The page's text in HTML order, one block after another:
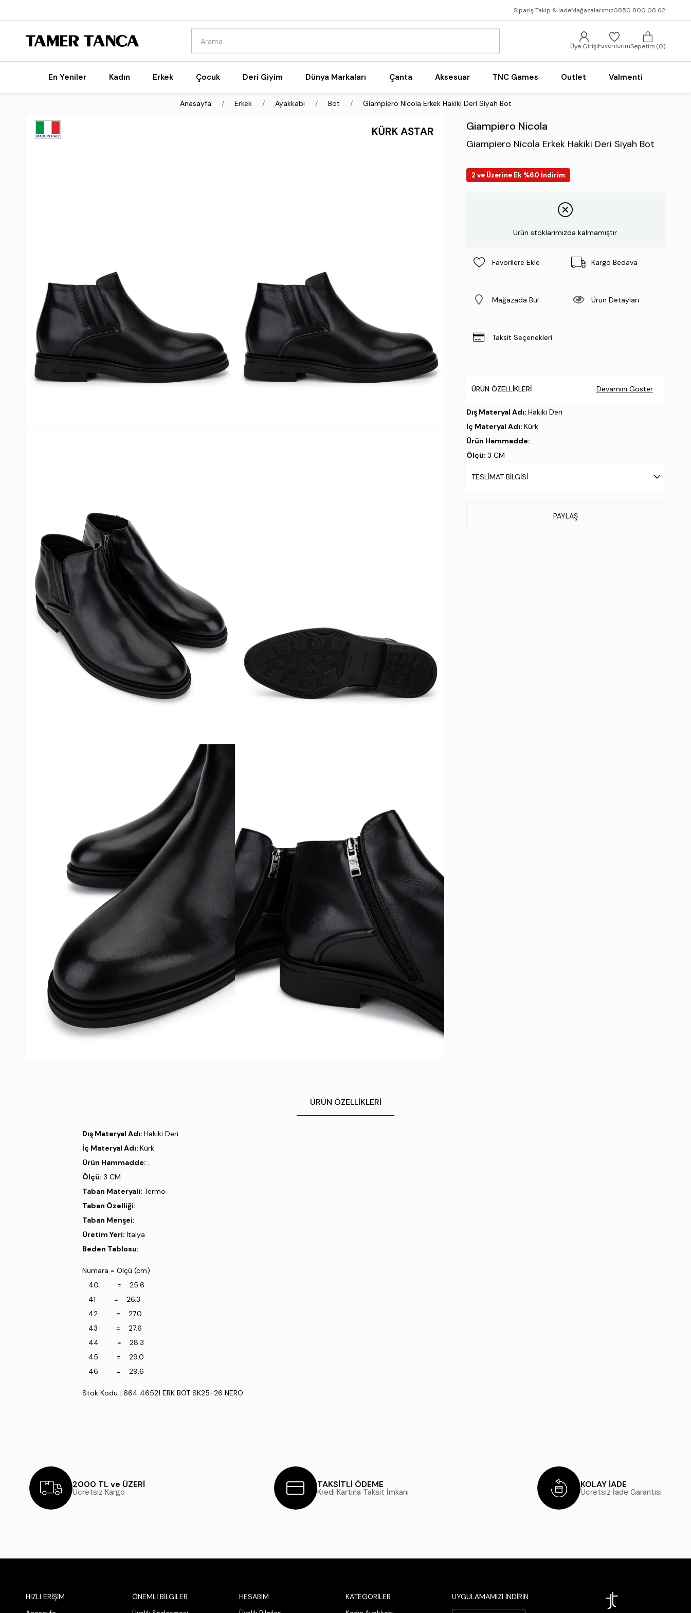
Sipariş Takip & İadeMağazalarımız0850 800 08 62
Üye GirişiFavorilerimSepetim 0
En Yeniler Kadın Erkek Çocuk Deri Giyim Dünya Markaları Çanta Aksesuar TNC Games Outlet Valmenti
Anasayfa Erkek Ayakkabı Bot Giampiero Nicola Erkek Hakiki Deri Siyah Bot
Giampiero Nicola
Giampiero Nicola Erkek Hakiki Deri Siyah Bot
2 ve Üzerine Ek %60 İndirim
Ürün stoklarımızda kalmamıştır.
Favorilere Ekle Kargo Bedava
Mağazada Bul Ürün Detayları
Taksit Seçenekleri
ÜRÜN ÖZELLIKLERI Devamını Göster
Dış Materyal Adı: Hakiki Deri
İç Materyal Adı: Kürk
Ürün Hammadde: .
Ölçü: 3 CM
TESLIMAT BILGISI
PAYLAŞ
ÜRÜN ÖZELLIKLERI
Dış Materyal Adı: Hakiki Deri
İç Materyal Adı: Kürk
Ürün Hammadde: .
Ölçü: 3 CM
Taban Materyali: Termo
Taban Özelliği: .
Taban Menşei: .
Üretim Yeri: İtalya
Beden Tablosu:
Numara = Ölçü (cm)
40 = 25.6
41 = 26.3
42 = 27.0
43 = 27.6
44 = 28.3
45 = 29.0
46 = 29.6
Stok Kodu : 664 46521 ERK BOT SK25-26 NERO
2000 TL ve ÜZERİ
Ücretsiz Kargo
TAKSİTLİ ÖDEME
Kredi Kartına Taksit İmkanı
KOLAY İADE
Ücretsiz İade Garantisi
HIZLI ERİŞİM ÖNEMLİ BİLGİLER HESABIM KATEGORİLER UYGULAMAMIZI İNDİRİN